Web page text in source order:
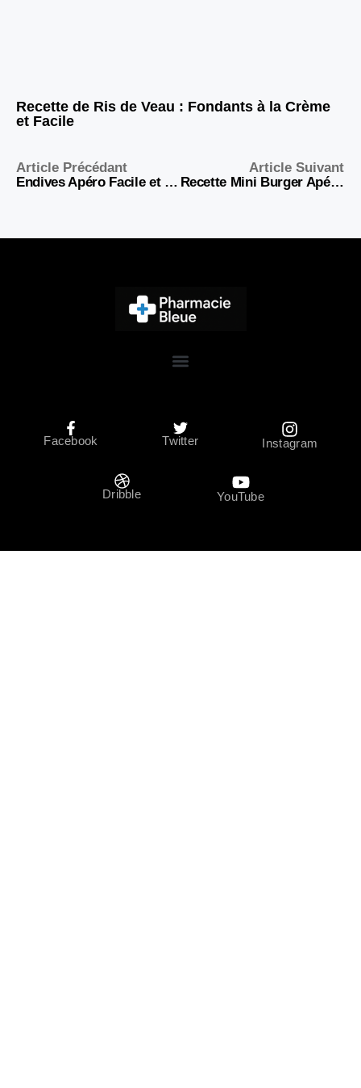
Recette de Ris de Veau : Fondants à la Crème
et Facile
Article Précédant
Endives Apéro Facile et Rapide : 15 Recettes Gourmandes
Article Suivant
Recette Mini Burger Apéro Froid : 10 Idées Faciles et Rapides
Facebook Twitter Instagram
Dribble YouTube